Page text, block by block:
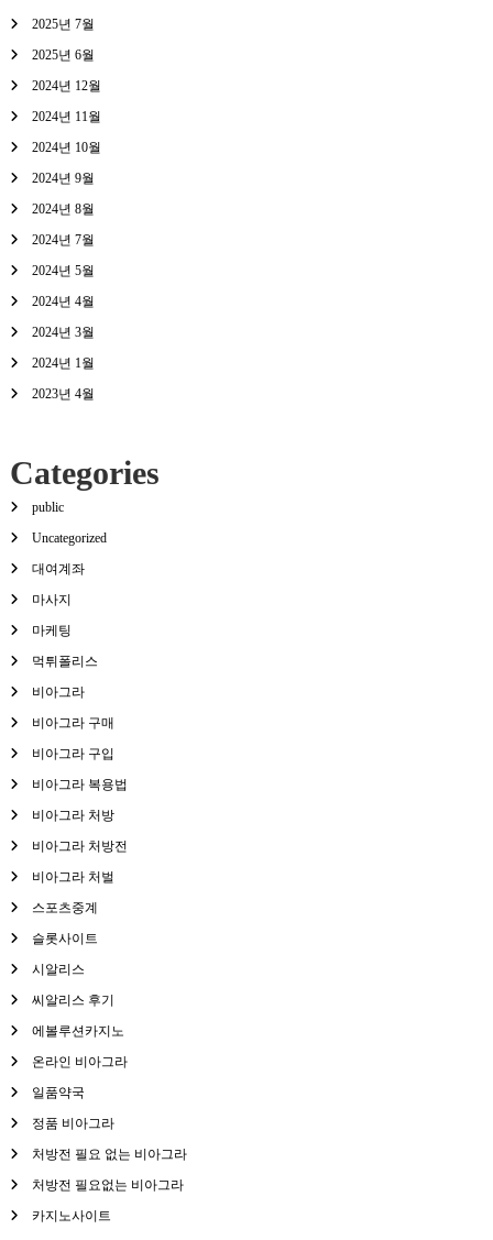
2025년 7월
2025년 6월
2024년 12월
2024년 11월
2024년 10월
2024년 9월
2024년 8월
2024년 7월
2024년 5월
2024년 4월
2024년 3월
2024년 1월
2023년 4월
Categories
public
Uncategorized
대여계좌
마사지
마케팅
먹튀폴리스
비아그라
비아그라 구매
비아그라 구입
비아그라 복용법
비아그라 처방
비아그라 처방전
비아그라 처벌
스포츠중계
슬롯사이트
시알리스
씨알리스 후기
에볼루션카지노
온라인 비아그라
일품약국
정품 비아그라
처방전 필요 없는 비아그라
처방전 필요없는 비아그라
카지노사이트